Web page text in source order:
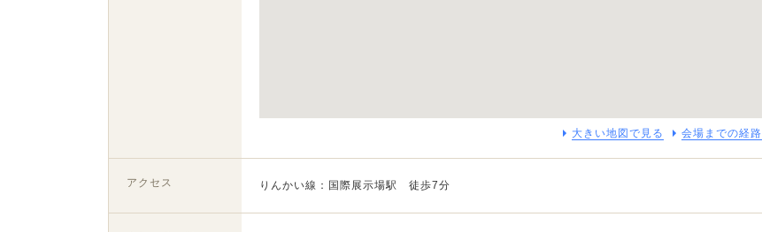
大きい地図で見る 会場までの経路
アクセス りんかい線：国際展示場駅 徒歩7分